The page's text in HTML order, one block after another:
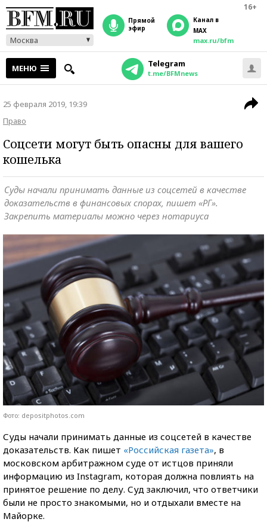
16+
Москва
прямой
эфир
Канал в
MAX
max.ru/bfm
МЕНЮ Telegram
t.me/BFMnews
25 февраля 2019, 19:39
Право
Соцсети могут быть опасны для вашего
кошелька
Суды начали принимать данные из соцсетей в качестве
доказательств в финансовых спорах, пишет «РГ».
Закрепить материалы можно через нотариуса
Фото: depositphotos.com
Суды начали принимать данные из соцсетей в качестве
доказательств. Как пишет «Российская газета», в
московском арбитражном суде от истцов приняли
информацию из Instagram, которая должна повлиять на
принятое решение по делу. Суд заключил, что ответчики
были не просто знакомыми, но и отдыхали вместе на
Майорке.